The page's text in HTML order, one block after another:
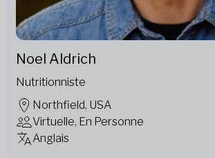
Noel Aldrich
Nutritionniste
Northfield, USA
Virtuelle, En Personne
Anglais